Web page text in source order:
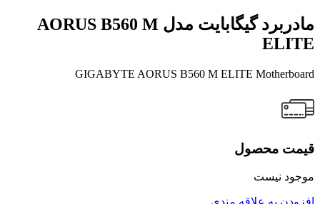
مادربرد گیگابایت مدل AORUS B560 M
ELITE
GIGABYTE AORUS B560 M ELITE Motherboard
قیمت محصول
موجود نیست